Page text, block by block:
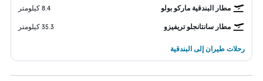
مطار البندقية ماركو بولو 8.4 كيلومتر
مطار سانتانجلو تريفيزو 35.3 كيلومتر
رحلات طيران إلى البندقية